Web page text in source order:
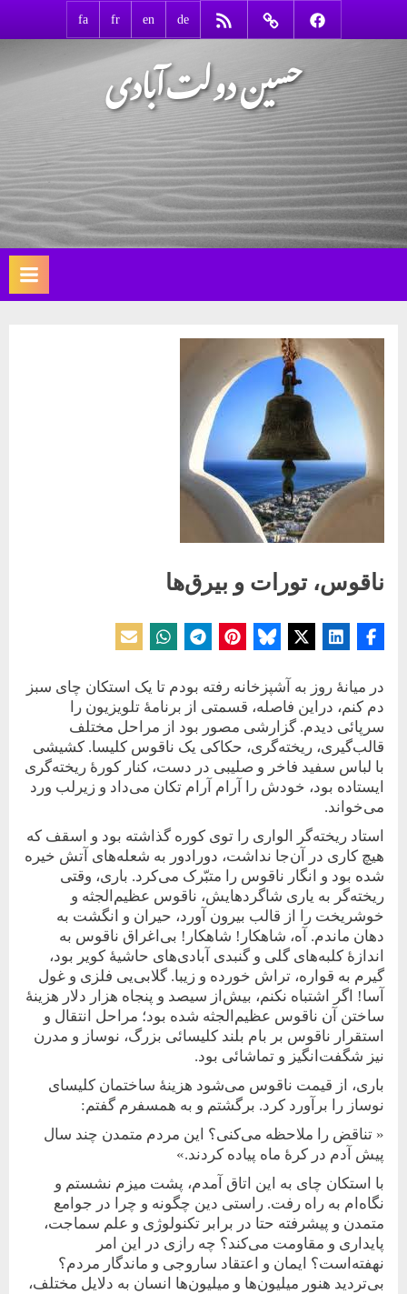
Facebook
Contact
RSS
de
en
fr
fa
حسین دولت‌آبادی
ناقوس، تورات و بیرق‌ها
11 مارس 2023
حسین دولت‌آبادی
در میانۀ روز به ‌آشپزخانه رفته بودم تا یک استکان چای سبز
دم کنم، دراین فاصله، قسمتی از برنامۀ تلویزیون را
سرپائی دیدم. گزارشی مصور بود ‌‌از مراحل مختلف
قالب‌گیری، ریخته‌گری، حکاکی یک ناقوس‌‌ کلیسا. کشیشی
با لباس سفید فاخر و صلیبی در دست، کنار کورۀ ریخته‌گری
ایستاده بود، خودش را آرام آرام تکان می‌داد و زیر‌لب ورد
می‌خواند.
استاد ریخته‌گر الواری را توی کوره گذاشته بود و اسقف که
هیچ کاری در آن‌جا نداشت، دورادور به شعله‌‌های آتش خیره
شده بود و‌ انگار ناقوس را متبّرک می‌کرد. باری، وقتی
ریخته‌گر به‌ یاری شاگردهایش، ناقوس عظیم‌الجثه و
خوشریخت را از قالب بیرون آورد، حیران و انگشت به
دهان ماندم. آه، شاهکار! شاهکار! بی‌اغراق ناقوس به
اندازۀ کلبه‌های گلی و گنبدی آبادی‌های حاشیۀ کویر بود،
گیرم به قواره، تراش خورده و زیبا. گلابی‌‌یی فلزی و غول
آسا! اگر اشتباه نکنم، بیش‌از سیصد و پنجاه هزار دلار هزینۀ
ساختن آن ناقوس عظیم‌الجثه شده بود؛ مراحل انتقال و
استقرار ناقوس بر بام بلند کلیسائی بزرگ، نوساز و مدرن
نیز شگفت‌انگیز و تماشائی بود.
باری، از قیمت ناقوس می‌شود هزینۀ ساختمان کلیسای
نوساز را برآورد کرد. برگشتم و به ‌همسفرم گفتم:
« تناقض را ملاحظه می‌کنی؟ این مردم متمدن چند سال
پیش آدم در کرۀ ماه پیاده کردند.»
با استکان چای به این اتاق‌ آمدم، پشت میزم نشستم و
نگاه‌ام به راه رفت. راستی دین چگونه و چرا در جوامع
متمدن و پیشرفته حتا در برابر تکنولوژی و علم سماجت،
پایداری و مقاومت می‌کند؟ چه رازی در این امر
نهفته‌است؟ ایمان و اعتقاد ساروجی و ماندگار مردم؟
بی‌تردید هنور میلیون‌ها و میلیون‌ها انسان به‌‌ دلایل مختلف،